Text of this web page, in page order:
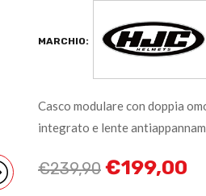
MARCHIO:
Casco modulare con doppia
integrato e lente
€239,90 €199,00